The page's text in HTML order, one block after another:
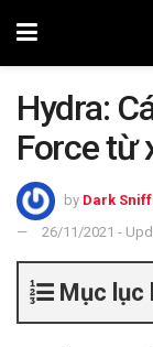
Hydra:
Force từ
by Dark
26/11/2021 -
Mục lục